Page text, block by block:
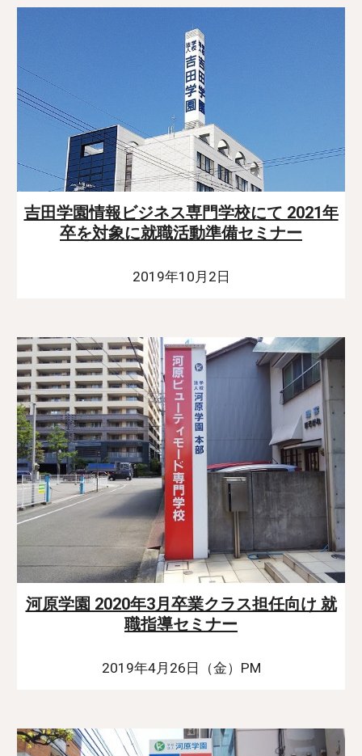
吉田学園情報ビジネス専門学校にて 2021年
卒を対象に就職活動準備セミナー
2019年10月2日
河原学園 2020年3月卒業クラス担任向け 就
職指導セミナー
2019年4月26日（金）PM